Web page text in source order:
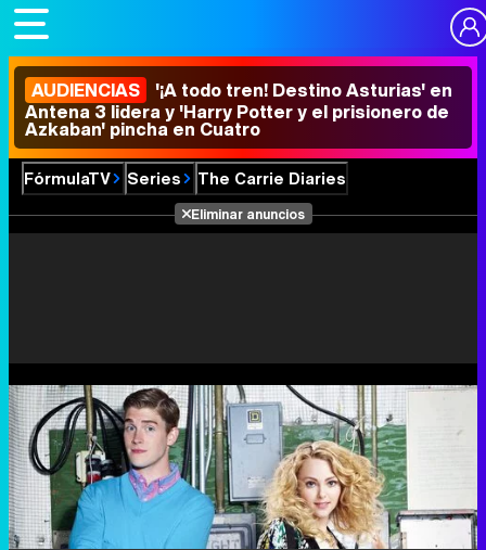
AUDIENCIAS '¡A todo tren! Destino Asturias' en
Antena 3 lidera y 'Harry Potter y el prisionero de
Azkaban' pincha en Cuatro
FórmulaTV Series The Carrie Diaries
Eliminar anuncios